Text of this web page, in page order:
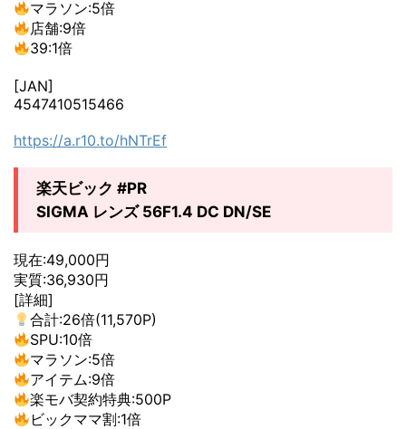
マラソン:5倍
店舗:9倍
39:1倍
[JAN]
4547410515466
https://a.r10.to/hNTrEf
楽天ビック #PR
SIGMA レンズ 56F1.4 DC DN/SE
現在:49,000円
実質:36,930円
[詳細]
合計:26倍(11,570P)
SPU:10倍
マラソン:5倍
アイテム:9倍
楽モバ契約特典:500P
ビックママ割:1倍